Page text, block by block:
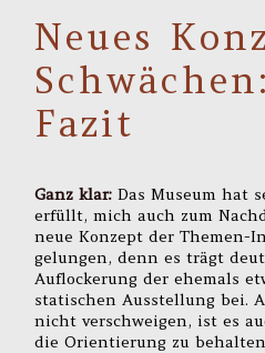
Neues
Fazit
Ganz klar: Das Museum hat
erfüllt, mich auch zum
neue Konzept der Themen-
gelungen, denn es trägt
Auflockerung der ehemals
statischen Ausstellung bei.
nicht verschweigen, ist es
die Orientierung zu